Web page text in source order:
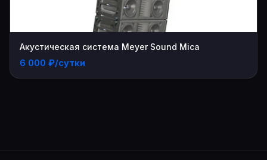
Акустическая система Meyer Sound Mica
6 000 ₽/сутки